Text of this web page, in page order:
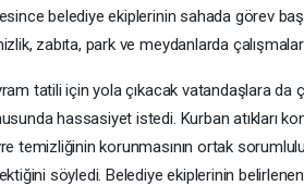
belediye ekiplerinin sahada görev
zabıta, park ve meydanlarda
tatili için yola çıkacak vatandaşlara da
hassasiyet istedi. Kurban atıkları
temizliğinin korunmasının ortak
söyledi. Belediye ekiplerinin